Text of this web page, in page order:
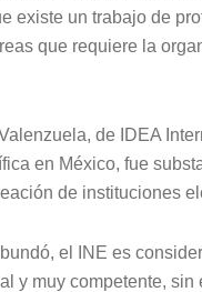
existe un trabajo de
que requiere la
de IDEA
en México, fue
de instituciones
el INE es
y muy competente,